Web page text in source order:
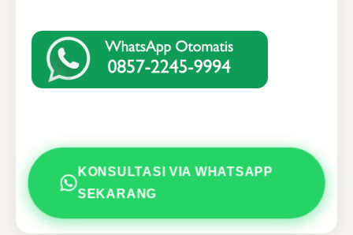
KONSULTASI VIA WHATSAPP
SEKARANG